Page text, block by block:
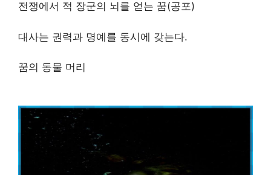
전쟁에서 적 장군의 뇌를 얻는 꿈(공포)
대사는 권력과 명예를 동시에 갖는다.
꿈의 동물 머리